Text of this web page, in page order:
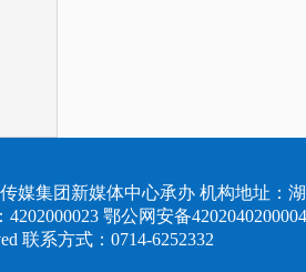
集团新媒体中心承办 机构地址：
鄂公网安备
联系方式：0714-6252332